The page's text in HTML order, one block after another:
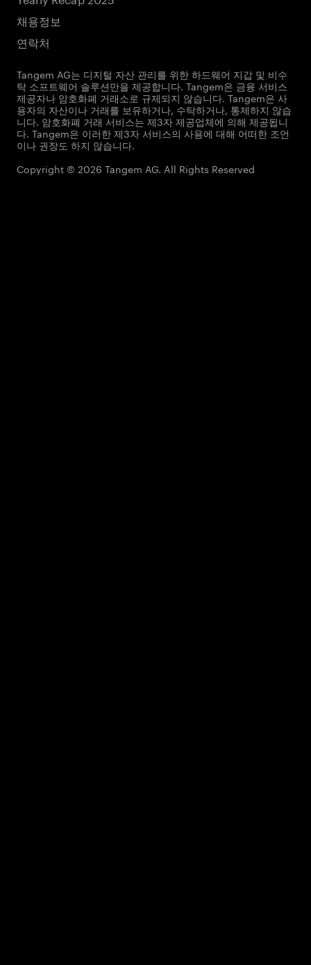
채용정보
연락처
Tangem AG는 디지털 자산 관리를 위한 하드웨어 지갑 및 비수
탁 소프트웨어 솔루션만을 제공합니다. Tangem은 금융 서비스
제공자나 암호화폐 거래소로 규제되지 않습니다. Tangem은 사
용자의 자산이나 거래를 보유하거나, 수탁하거나, 통제하지 않습
니다. 암호화폐 거래 서비스는 제3자 제공업체에 의해 제공됩니
다. Tangem은 이러한 제3자 서비스의 사용에 대해 어떠한 조언
이나 권장도 하지 않습니다.